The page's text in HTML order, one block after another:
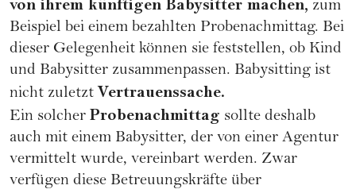
von ihrem künftigen Babysitter machen, zum
Beispiel bei einem bezahlten Probenachmittag. Bei
dieser Gelegenheit können sie feststellen, ob Kind
und Babysitter zusammenpassen. Babysitting ist
nicht zuletzt Vertrauenssache.
Ein solcher Probenachmittag sollte deshalb
auch mit einem Babysitter, der von einer Agentur
vermittelt wurde, vereinbart werden. Zwar
verfügen diese Betreuungskräfte über